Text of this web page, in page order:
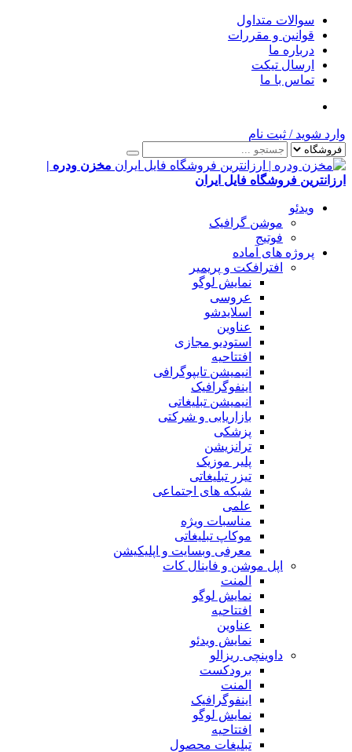
سوالات متداول
قوانین و مقررات
درباره ما
ارسال تیکت
تماس با ما
وارد شوید / ثبت نام
مخزن ودره |
ارزانترین فروشگاه فایل ایران
ویدئو
موشن گرافیک
فوتیج
پروژه های آماده
افترافکت و پریمیر
نمایش لوگو
عروسی
اسلایدشو
عناوین
استودیو مجازی
افتتاحیه
انیمیشن تایپوگرافی
اینفوگرافیک
انیمیشن تبلیغاتی
بازاریابی و شرکتی
پزشکی
ترانزیشن
پلیر موزیک
تیزر تبلیغاتی
شبکه های اجتماعی
علمی
مناسبات ویژه
موکاپ تبلیغاتی
معرفی وبسایت و اپلیکیشن
اپل موشن و فاینال کات
المنت
نمایش لوگو
افتتاحیه
عناوین
نمایش ویدئو
داوینچی ریزالو
برودکست
المنت
اینفوگرافیک
نمایش لوگو
افتتاحیه
تبلیغات محصول